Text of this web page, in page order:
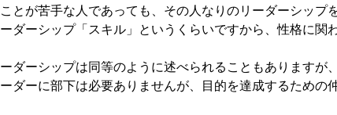
とが苦手な人であっても、その人なりのリーダーシッ
ダーシップ「スキル」というくらいですから、性格に
ダーシップは同等のように述べられることもあります
ダーに部下は必要ありませんが、目的を達成するための